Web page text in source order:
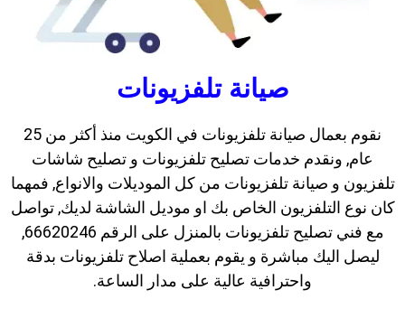
صيانة تلفزيونات
نقوم بعمال صيانة تلفزيونات في الكويت منذ أكثر من 25
عام, ونقدم خدمات تصليح تلفزيونات و تصليح شاشات
تلفزيون و صيانة تلفزيونات من كل الموديلات والانواع, فمهما
كان نوع التلفزيون الخاص بك او موديل الشاشة لديك, تواصل
مع فني تصليح تلفزيونات بالمنزل على الرقم 66620246,
ليصل اليك مباشرة و يقوم بعملية اصلاح تلفزيونات بدقة
واحترافية عالية على مدار الساعة.